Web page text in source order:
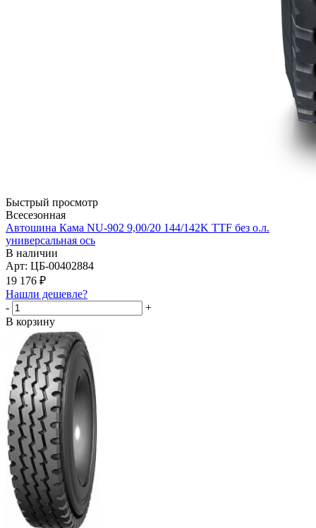
Быстрый просмотр
Всесезонная
Автошина Кама NU-902 9,00/20 144/142K TTF без о.л.
универсальная ось
В наличии
Арт: ЦБ-00402884
19 176 ₽
Нашли дешевле?
-
+
В корзину